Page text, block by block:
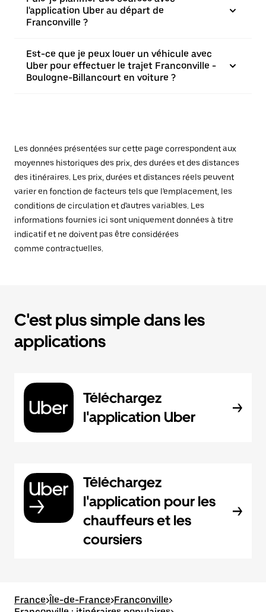
l'application Uber au départ de
Franconville ?
Est-ce que je peux louer un véhicule avec
Uber pour effectuer le trajet Franconville -
Boulogne-Billancourt en voiture ?
Les données présentées sur cette page correspondent aux
moyennes historiques des prix, des durées et des distances
des itinéraires. Les prix, durées et distances réels peuvent
varier en fonction de facteurs tels que l'emplacement, les
conditions de circulation et d'autres variables. Les
informations fournies ici sont uniquement données à titre
indicatif et ne doivent pas être considérées
comme contractuelles.
C'est plus simple dans les
applications
Téléchargez
l'application Uber
Téléchargez
l'application pour les
chauffeurs et les
coursiers
France>Île-de-France>Franconville>